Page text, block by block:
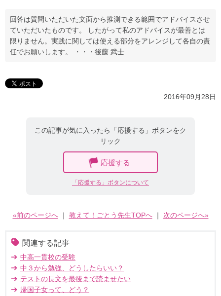
回答は質問いただいた文面から推測できる範囲でアドバイスさせ
ていただいたものです。 したがって私のアドバイスが最善とは
限りません。実践に関しては使える部分をアレンジして各自の責
任でお願いします。 ・・・後藤 武士
2016年09月28日
この記事が気に入ったら「応援する」ボタンをク
リック
応援する
「応援する」ボタンについて
«前のページへ｜ 教えて！ごとう先生TOPへ｜ 次のページへ»
関連する記事
中高一貫校の受験
中３から勉強、どうしたらいい？
テストの長文を最後まで読ませたい
帰国子女って、どう？